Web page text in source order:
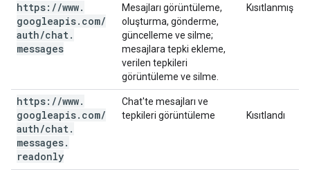
https: //www.
googleapis. com/
auth/chat.
messages
Mesajları görüntüleme,
oluşturma, gönderme,
güncelleme ve silme;
mesajlara tepki ekleme,
verilen tepkileri
görüntüleme ve silme.
Kısıtlanmış
https: //www.
googleapis. com/
auth/chat.
messages.
readonly
Chat'te mesajları ve
tepkileri görüntüleme
Kısıtlandı